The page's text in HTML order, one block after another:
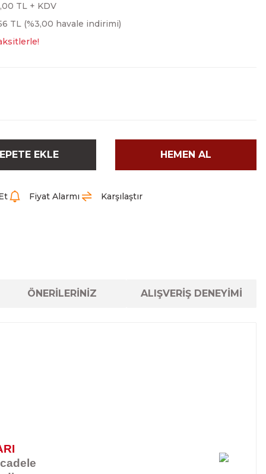
TL + KDV
TL (%3,00 havale indirimi)
EKLE HEMEN AL
Fiyat Alarmı Karşılaştır
ÖNERİLERİNİZ ALIŞVERİŞ DENEYİMİ